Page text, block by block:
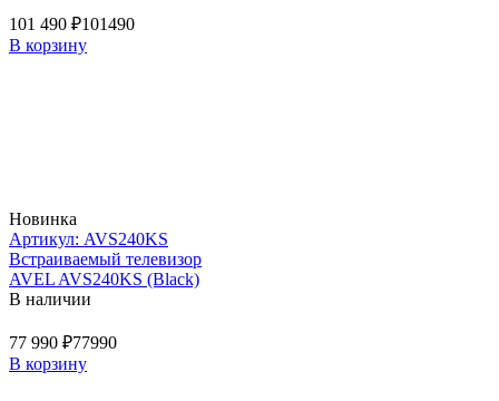
101 490 ₽101490
В корзину
Новинка
Артикул: AVS240KS
Встраиваемый телевизор
AVEL AVS240KS (Black)
В наличии
77 990 ₽77990
В корзину